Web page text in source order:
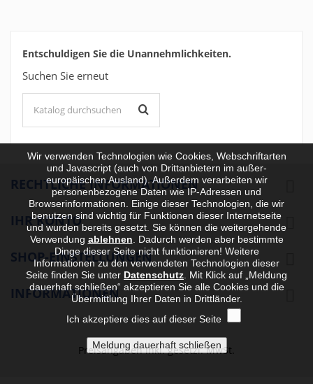
Entschuldigen Sie die Unannehmlichkeiten.
Suchen Sie erneut
RECHTLICHE INFORMATIONEN
IHR KONTO 
SHOP-EINSTELLUNGEN
INFORMATIONEN
Preisangaben inkl. gesetzl. MwSt.
Wir verwenden Technologien wie Cookies, Webschriftarten
und Javascript (auch von Drittanbietern im außer-
europäischen Ausland). Außerdem verarbeiten wir
personenbezogene Daten wie IP-Adressen und
Browserinformationen. Einige dieser Technologien, die wir
benutzen sind wichtig für Funktionen dieser Internetseite
und wurden bereits gesetzt. Sie können die weitergehende
Verwendung ablehnen
Dadurch werden aber bestimmte
Dinge dieser Seite nicht funktionieren! Weitere
Informationen zu den verwendeten Technologien dieser
Seite finden Sie unter Datenschutz . Mit Klick auf „Meldung
dauerhaft schließen“ akzeptieren Sie alle Cookies und die
Übermittlung Ihrer Daten in Drittländer.
Ich akzeptiere dies auf dieser Seite